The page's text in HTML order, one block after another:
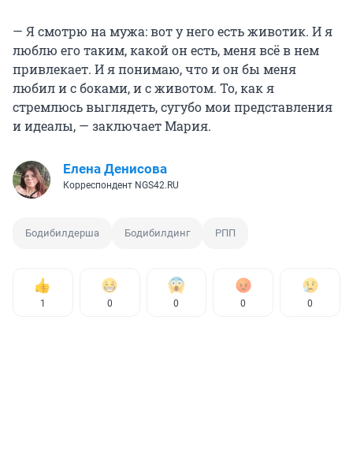
— Я смотрю на мужа: вот у него есть животик. И я
люблю его таким, какой он есть, меня всё в нем
привлекает. И я понимаю, что и он бы меня
любил и с боками, и с животом. То, как я
стремлюсь выглядеть, сугубо мои представления
и идеалы, — заключает Мария.
Елена Денисова
Корреспондент NGS42.RU
Бодибилдерша Бодибилдинг РПП
1 0 0 0 0